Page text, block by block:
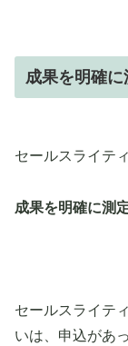
成果を明確
セールスライテ
成果を明確に測
セールスライテ
いは、申込があ